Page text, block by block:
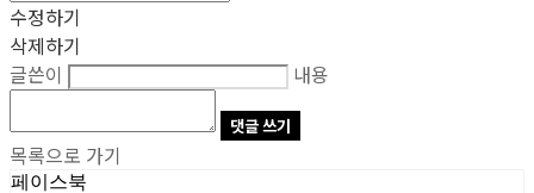
수정하기
삭제하기
글쓴이
내용
댓글 쓰기
목록으로 가기
페이스북